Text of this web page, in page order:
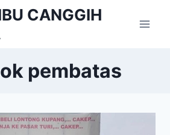
CANGGIH
pembatas